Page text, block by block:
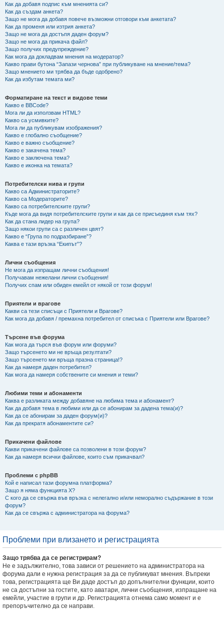
Как да добавя подпис към мненията си?
Как да създам анкета?
Защо не мога да добавя повече възможни отговори към анкетата?
Как да променя или изтрия анкета?
Защо не мога да достъпя даден форум?
Защо не мога да прикача файл?
Защо получих предупреждение?
Как мога да докладвам мнения на модератор?
Какво прави бутона “Запази чернова” при публикуване на мнение/тема?
Защо мнението ми трябва да бъде одобрено?
Как да избутам темата ми?
Форматиране на текст и видове теми
Какво е BBCode?
Мога ли да използвам HTML?
Какво са усмивките?
Мога ли да публикувам изображения?
Какво е глобално съобщение?
Какво е важно съобщение?
Какво е закачена тема?
Какво е заключена тема?
Какво е иконка на темата?
Потребителски нива и групи
Какво са Администраторите?
Какво са Модераторите?
Какво са потребителските групи?
Къде мога да видя потребителските групи и как да се присъединя към тях?
Как да стана лидер на група?
Защо някои групи са с различен цвят?
Какво е “Група по подразбиране”?
Каква е тази връзка “Екипът”?
Лични съобщения
Не мога да изпращам лични съобщения!
Получавам нежелани лични съобщения!
Получих спам или обиден емейл от някой от този форум!
Приятели и врагове
Какви са тези списъци с Приятели и Врагове?
Как мога да добавя / премахна потребител от списъка с Приятели или Врагове?
Търсене във форума
Как мога да търся във форум или форуми?
Защо търсенето ми не връща резултати?
Защо търсенето ми връща празна страница!?
Как да намеря даден потребител?
Как мога да намеря собствените си мнения и теми?
Любими теми и абонаменти
Каква е разликата между добавяне на любима тема и абонамент?
Как да добавя тема в любими или да се абонирам за дадена тема(и)?
Как да се абонирам за даден форум(и)?
Как да прекратя абонаментите си?
Прикачени файлове
Какви прикачени файлове са позволени в този форум?
Как да намеря всички файлове, които съм прикачвал?
Проблеми с phpBB
Кой е написал тази форумна платформа?
Защо я няма функцията X?
С кого да се свържа във връзка с нелегално и/или неморално съдържание в този
форум?
Как да се свържа с администратора на форума?
Проблеми при влизането и регистрацията
Защо трябва да се регистрирам?
Не е задължително, това зависи от решението на администратора на
форума дали е нужна регистрация за да се публикуват мнения. Въпреки
това, регистрацията ще Ви даде достъп до допълнителни функции, които
не са достъпни за гостите, като аватари, лични съобщения, изпращане на
емейли, участие в групи и др. Регистрацията отнема само момент и е
препоръчително да се направи.